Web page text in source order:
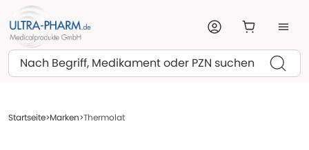
Suchen
Startseite Marken Thermolat